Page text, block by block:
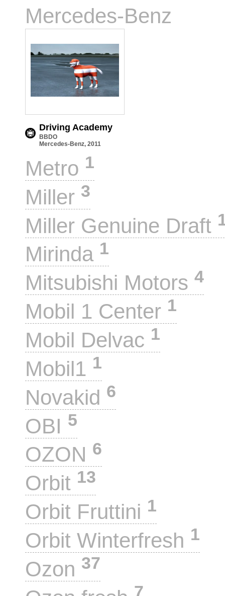
Mercedes-Benz
Driving Academy
BBDO
Mercedes-Benz, 2011
Metro 1
Miller 3
Miller Genuine Draft
Mirinda 1
Mitsubishi Motors 4
Mobil 1 Center 1
Mobil Delvac 1
Mobil1 1
Novakid 6
OBI 5
OZON 6
Orbit 13
Orbit Fruttini 1
Orbit Winterfresh 1
Ozon 37
7